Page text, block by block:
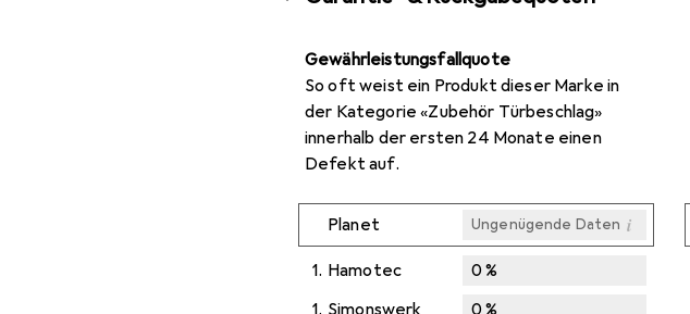
Gewährleistungsfallquote
So oft weist ein Produkt dieser Marke in
der Kategorie «Zubehör Türbeschlag»
innerhalb der ersten 24 Monate einen
Defekt auf.
Planet Ungenügende Daten i
1. Hamotec 0%
1. Simonswerk 0%